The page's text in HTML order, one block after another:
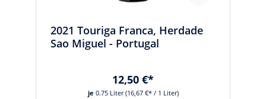
2021 Touriga Franca, Herdade
Sao Miguel - Portugal
je 0.75 Liter(16,67 €* / 1 Liter)
12,50 €*